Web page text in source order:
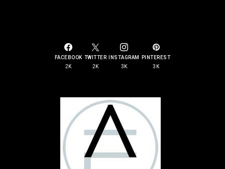
FACEBOOK
2K
TWITTER
2K
INSTAGRAM
3K
PINTEREST
3K